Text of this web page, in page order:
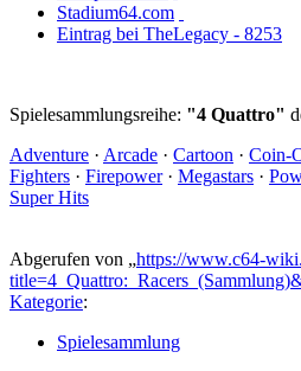
Stadium64.com
Eintrag bei TheLegacy - 8253
Spielesammlungsreihe: "4 Quattro"
Adventure · Arcade · Cartoon · Coin-
Fighters · Firepower· Megastars ·
Super Hits
Abgerufen von „https://www.c64-
Kategorie:
Spielesammlung